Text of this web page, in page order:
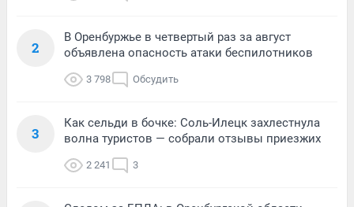
2
В Оренбуржье в четвертый раз за август
объявлена опасность атаки беспилотников
3 798 Обсудить
3
Как сельди в бочке: Соль-Илецк захлестнула
волна туристов — собрали отзывы приезжих
2 241 3